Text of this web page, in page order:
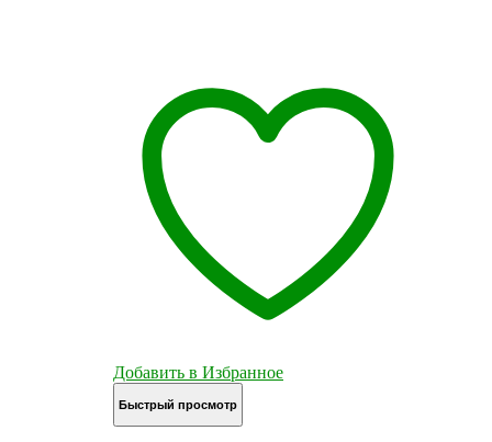
Добавить в Избранное
Быстрый просмотр